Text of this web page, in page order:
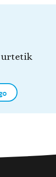
urtetik